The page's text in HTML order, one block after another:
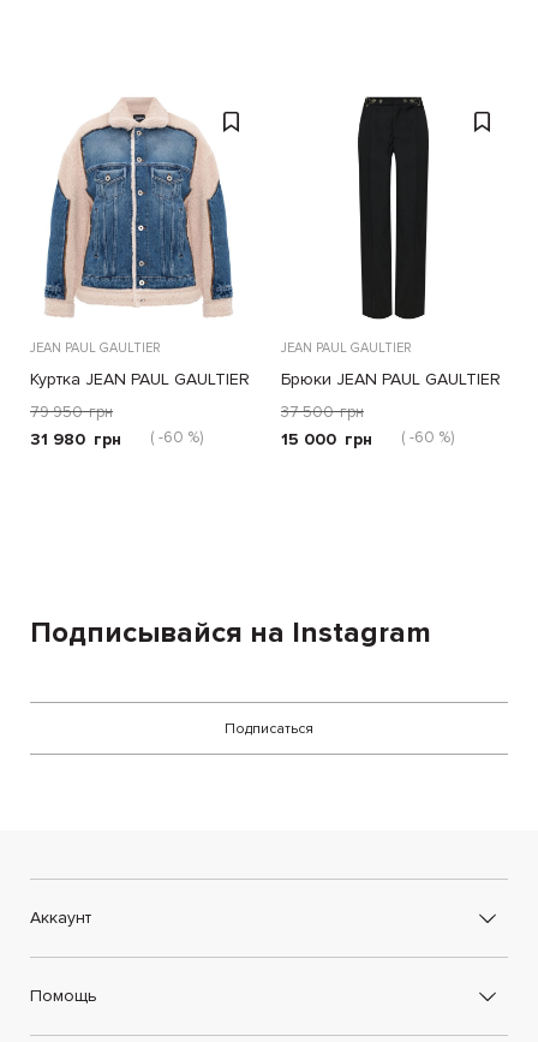
JEAN PAUL GAULTIER
Куртка JEAN PAUL GAULTIER
синяя
79 950 грн
31 980 грн ( -60 %)
JEAN PAUL GAULTIER
Брюки JEAN PAUL GAULTIER
черные
37 500 грн
15 000 грн ( -60 %)
Подписывайся на Instagram
Подписаться
Аккаунт
Помощь